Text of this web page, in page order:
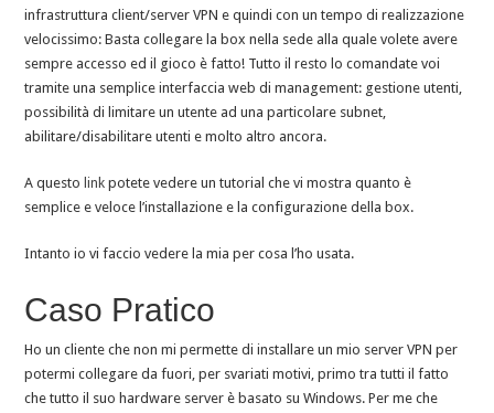
infrastruttura client/server VPN e quindi con un tempo di realizzazione
velocissimo: Basta collegare la box nella sede alla quale volete avere
sempre accesso ed il gioco è fatto! Tutto il resto lo comandate voi
tramite una semplice interfaccia web di management: gestione utenti,
possibilità di limitare un utente ad una particolare subnet,
abilitare/disabilitare utenti e molto altro ancora.
A questo link potete vedere un tutorial che vi mostra quanto è
semplice e veloce l’installazione e la configurazione della box.
Intanto io vi faccio vedere la mia per cosa l’ho usata.
Caso Pratico
Ho un cliente che non mi permette di installare un mio server VPN per
potermi collegare da fuori, per svariati motivi, primo tra tutti il fatto
che tutto il suo hardware server è basato su Windows. Per me che